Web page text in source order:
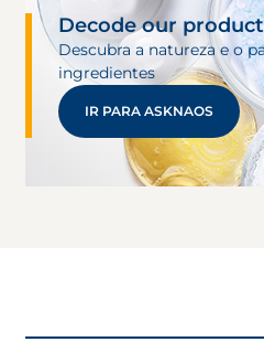
Decode our
Descubra a natureza e o
ingredientes
IR PARA ASKNAOS